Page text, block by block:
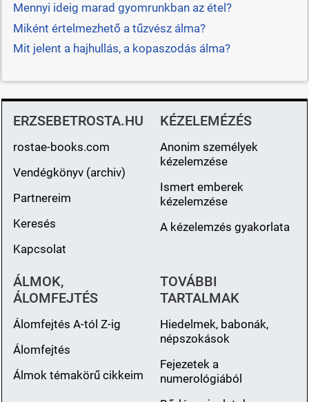
Mennyi ideig marad gyomrunkban az étel?
Miként értelmezhető a tűzvész álma?
Mit jelent a hajhullás, a kopaszodás álma?
ERZSEBETROSTA.HU
rostae-books.com
Vendégkönyv (archiv)
Partnereim
Keresés
Kapcsolat
KÉZELEMÉZÉS
Anonim személyek
kézelemzése
Ismert emberek
kézelemzése
A kézelemzés gyakorlata
ÁLMOK,
ÁLOMFEJTÉS
Álomfejtés A-tól Z-ig
Álomfejtés
Álmok témakörű cikkeim
TOVÁBBI
TARTALMAK
Hiedelmek, babonák,
népszokások
Fejezetek a
numerológiából